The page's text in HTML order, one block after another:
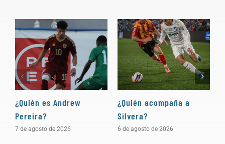
¿Quién es Andrew
Pereira?
7 de agosto de 2026
¿Quién acompaña a
Silvera?
6 de agosto de 2026